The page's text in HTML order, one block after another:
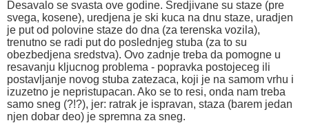
Desavalo se svasta ove godine. Sredjivane su staze (pre
svega, kosene), uredjena je ski kuca na dnu staze, uradjen
je put od polovine staze do dna (za terenska vozila),
trenutno se radi put do poslednjeg stuba (za to su
obezbedjena sredstva). Ovo zadnje treba da pomogne u
resavanju kljucnog problema - popravka postojeceg ili
postavljanje novog stuba zatezaca, koji je na samom vrhu i
izuzetno je nepristupacan. Ako se to resi, onda nam treba
samo sneg (?!?), jer: ratrak je ispravan, staza (barem jedan
njen dobar deo) je spremna za sneg.